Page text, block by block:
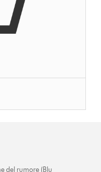
del rumore (Blu